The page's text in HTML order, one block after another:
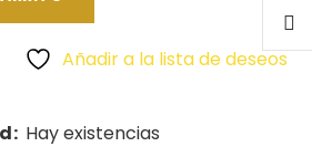
Añadir a la lista de deseos
Hay existencias